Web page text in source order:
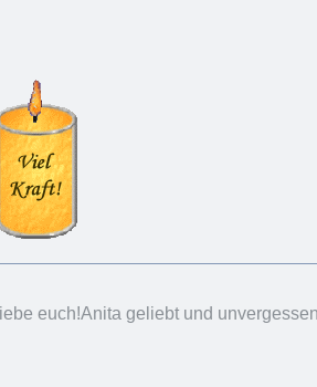
euch!Anita geliebt und unvergessen